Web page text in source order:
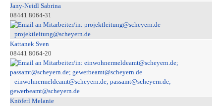
Jany-Neidl Sabrina
08441 8064-31
projektleitung@scheyern.de
Kattanek Sven
08441 8064-20
einwohnermeldeamt@scheyern.de; passamt@scheyern.de;
gewerbeamt@scheyern.de
Knöferl Melanie